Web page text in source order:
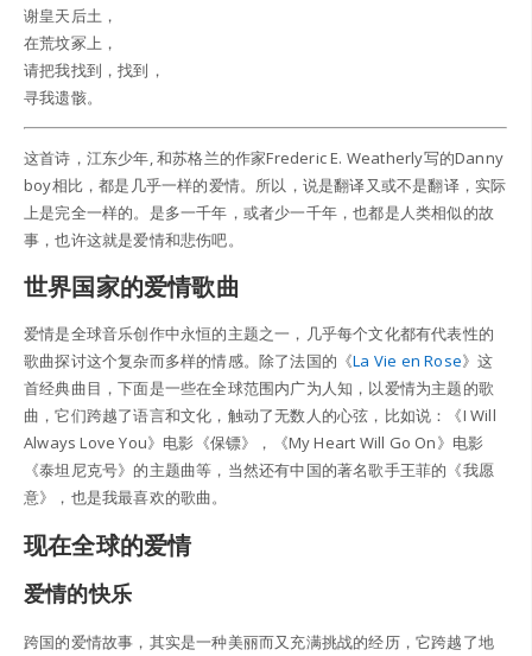
谢皇天后土，
在荒坟冢上，
请把我找到，找到，
寻我遗骸。
这首诗，江东少年, 和苏格兰的作家Frederic E. Weatherly写的Danny
boy相比，都是几乎一样的爱情。所以，说是翻译又或不是翻译，实际
上是完全一样的。是多一千年，或者少一千年，也都是人类相似的故
事，也许这就是爱情和悲伤吧。
世界国家的爱情歌曲
爱情是全球音乐创作中永恒的主题之一，几乎每个文化都有代表性的
歌曲探讨这个复杂而多样的情感。除了法国的《La Vie en Rose》这
首经典曲目，下面是一些在全球范围内广为人知，以爱情为主题的歌
曲，它们跨越了语言和文化，触动了无数人的心弦，比如说：《I Will
Always Love You》电影《保镖》，《My Heart Will Go On》电影
《泰坦尼克号》的主题曲等，当然还有中国的著名歌手王菲的《我愿
意》，也是我最喜欢的歌曲。
现在全球的爱情
爱情的快乐
跨国的爱情故事，其实是一种美丽而又充满挑战的经历，它跨越了地